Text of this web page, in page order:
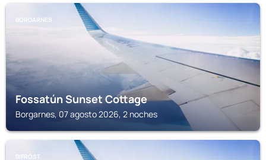
BORGARNES
Fossatún Sunset Cottage
Borgarnes, 07 agosto 2026, 2 noches
BIFRÖST